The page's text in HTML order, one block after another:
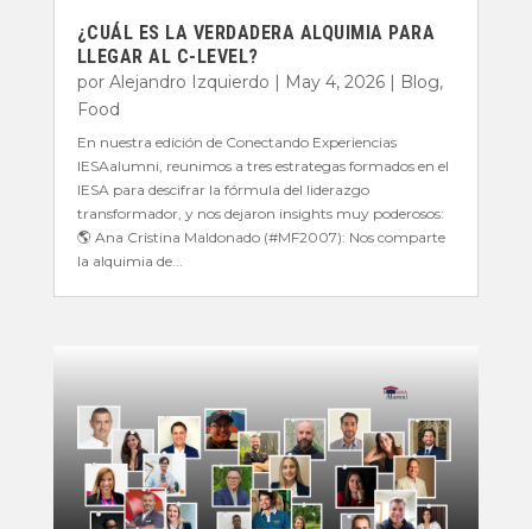
¿CUÁL ES LA VERDADERA ALQUIMIA PARA
LLEGAR AL C-LEVEL?
por Alejandro Izquierdo | May 4, 2026| Blog,
Food
En nuestra edición de Conectando Experiencias
IESAalumni, reunimos a tres estrategas formados en el
IESA para descifrar la fórmula del liderazgo
transformador, y nos dejaron insights muy poderosos:
🌎 Ana Cristina Maldonado (#MF2007): Nos comparte
la alquimia de...